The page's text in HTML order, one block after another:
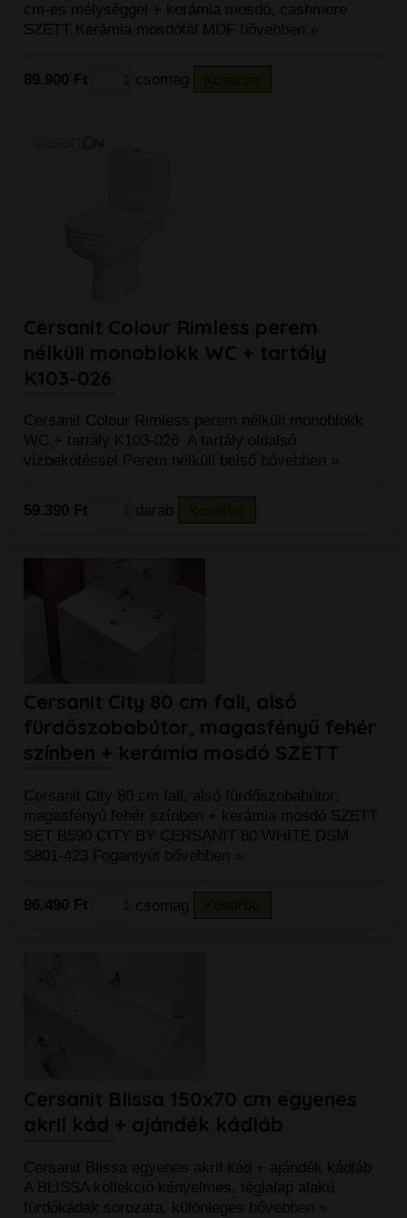
cm-es mélységgel + kerámia mosdó, cashmere
SZETT Kerámia mosdótál MDF bővebben »
89.900 Ft csomag
Cersanit Colour Rimless perem
nélküli monoblokk WC + tartály
K103-026
Cersanit Colour Rimless perem nélküli monoblokk
WC + tartály K103-026 A tartály oldalsó
vízbekötéssel Perem nélküli belső bővebben »
59.390 Ft darab
Cersanit City 80 cm fali, alsó
fürdőszobabútor, magasfényű fehér
színben + kerámia mosdó SZETT
Cersanit City 80 cm fali, alsó fürdőszobabútor,
magasfényű fehér színben + kerámia mosdó SZETT
SET B590 CITY BY CERSANIT 80 WHITE DSM
S801-423 Fogantyút bővebben »
96.490 Ft csomag
Cersanit Blissa 150x70 cm egyenes
akril kád + ajándék kádláb
Cersanit Blissa egyenes akril kád + ajándék kádláb
A BLISSA kollekció kényelmes, téglalap alakú
fürdőkádak sorozata, különleges bővebben »